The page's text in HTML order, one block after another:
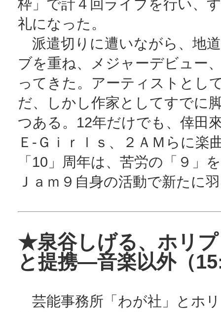
枠」で計４回ライブを行い、
礼になった。
派遣切りに遭いながら、地
ブを重ね、メジャーデビュー
ってきた。アーティストとし
だ、しかし作家としてすでに
つある。12年だけでも、倖田
Ｅ‐Ｇｉｒｌｓ、２ＡＭらに楽
「10」周年は、苦労の「９」
Ｊａｍ９自身の活動で新たに
★泉谷しげる、ホリプ
と提携―音楽以外（
芸能事務所「わが社」とホ